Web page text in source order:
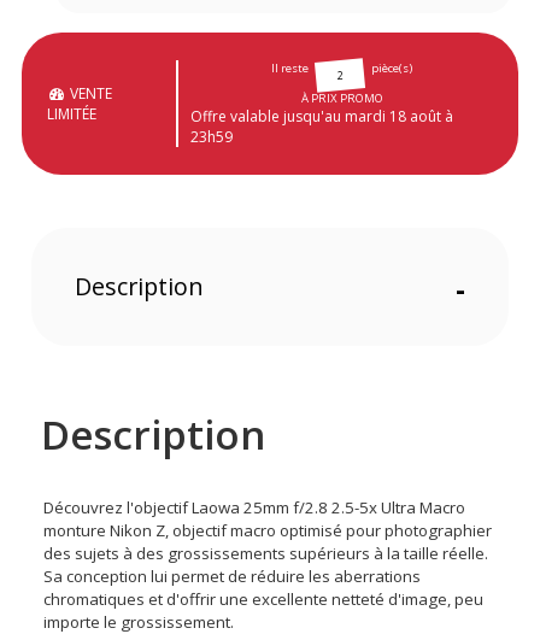
VENTE
LIMITÉE
Il reste 2
pièce(s)
À PRIX PROMO
Offre valable jusqu'au mardi 18 août à
23h59
Description -
Description
Découvrez l'objectif Laowa 25mm f/2.8 2.5-5x Ultra Macro
monture Nikon Z, objectif macro optimisé pour photographier
des sujets à des grossissements supérieurs à la taille réelle.
Sa conception lui permet de réduire les aberrations
chromatiques et d'offrir une excellente netteté d'image, peu
importe le grossissement.